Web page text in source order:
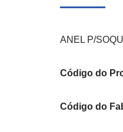
ANEL P/
Código do
Código do